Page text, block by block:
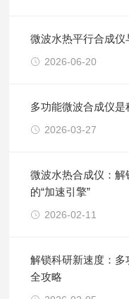
微波水热平行合成
2026-06-20
多功能微波合成仪
2026-03-27
微波水热合成仪：
的“加速引擎”
2026-02-11
解锁科研新速度：
全攻略